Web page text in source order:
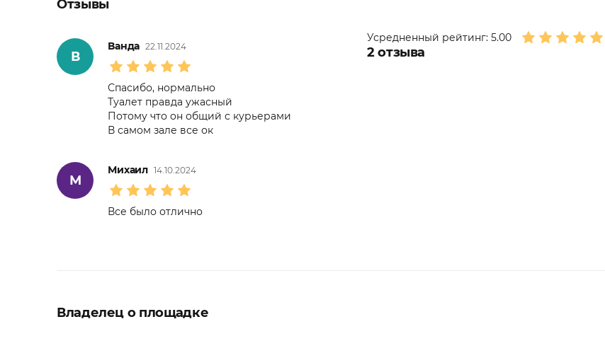
Отзывы
Усредненный рейтинг: 5.00
2отзыва
В
Ванда 22.11.2024
Спасибо, нормально
Туалет правда ужасный
Потому что он общий с курьерами
В самом зале все ок
М
Михаил 14.10.2024
Все было отлично
Владелец о площадке